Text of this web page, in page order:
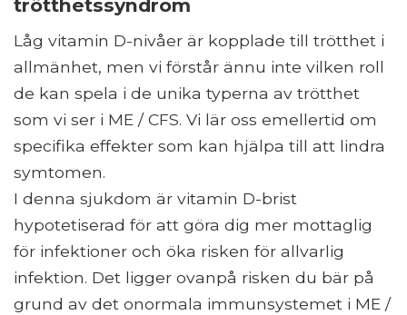
trötthetssyndrom
Låg vitamin D-nivåer är kopplade till trötthet i
allmänhet, men vi förstår ännu inte vilken roll
de kan spela i de unika typerna av trötthet
som vi ser i ME / CFS. Vi lär oss emellertid om
specifika effekter som kan hjälpa till att lindra
symtomen.
I denna sjukdom är vitamin D-brist
hypotetiserad för att göra dig mer mottaglig
för infektioner och öka risken för allvarlig
infektion. Det ligger ovanpå risken du bär på
grund av det onormala immunsystemet i ME /